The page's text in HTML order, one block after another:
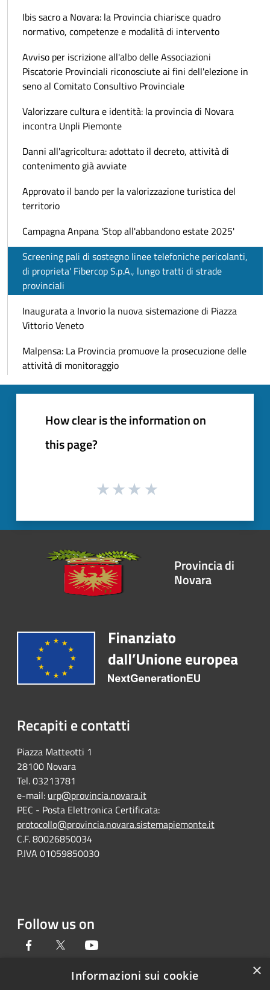
Ibis sacro a Novara: la Provincia chiarisce quadro
normativo, competenze e modalità di intervento
Avviso per iscrizione all'albo delle Associazioni
Piscatorie Provinciali riconosciute ai fini dell'elezione in
seno al Comitato Consultivo Provinciale
Valorizzare cultura e identità: la provincia di Novara
incontra Unpli Piemonte
Danni all'agricoltura: adottato il decreto, attività di
contenimento già avviate
Approvato il bando per la valorizzazione turistica del
territorio
Campagna Anpana 'Stop all'abbandono estate 2025'
Screening pali di sostegno linee telefoniche pericolanti,
di proprieta' Fibercop S.p.A., lungo tratti di strade
provinciali
Inaugurata a Invorio la nuova sistemazione di Piazza
Vittorio Veneto
Malpensa: La Provincia promuove la prosecuzione delle
attività di monitoraggio
How clear is the information on
this page?
Provincia di
Novara
Recapiti e contatti
Piazza Matteotti 1
28100 Novara
Tel. 03213781
e-mail: urp@provincia.novara.it
PEC - Posta Elettronica Certificata:
protocollo@provincia.novara.sistemapiemonte.it
C.F. 80026850034
P.IVA 01059850030
Follow us on
Facebook Twitter
×
Informazioni sui cookie